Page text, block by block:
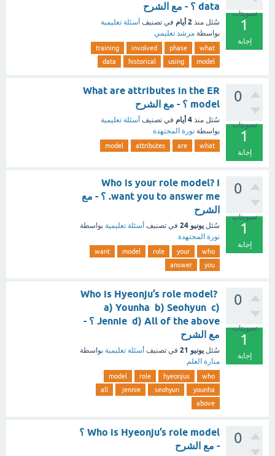
تصويتات
1
إجابة
data ؟ - مع الشرح
سُئل منذ 2 أيام في تصنيف أسئلة تعليمية
بواسطة مرشد تعليمي
what
phase
involved
training
model
using
historical
data
0
تصويتات
1
إجابة
What are attributes in the ER
model ؟ - مع الشرح
سُئل منذ 4 أيام في تصنيف أسئلة تعليمية
بواسطة نورة المجتهدة
what
are
attributes
model
0
تصويتات
1
إجابة
Who is your role model? I
want you to answer me. ؟ - مع
الشرح
سُئل يونيو 24 في تصنيف أسئلة تعليمية بواسطة
نورة المجتهدة
who
your
role
model
want
you
answer
0
تصويتات
1
إجابة
Who is Hyeonju’s role model?
a) Younha b) Seohyun c)
Jennie d) All of the above ؟ -
مع الشرح
سُئل يونيو 21 في تصنيف أسئلة تعليمية بواسطة
منارة العلم
who
hyeonjus
role
model
younha
seohyun
jennie
all
above
0
Who is Hyeonju’s role model ؟
- مع الشرح